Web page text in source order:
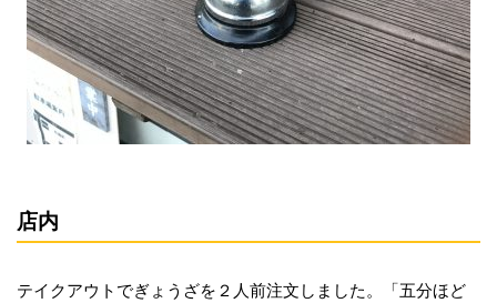
店内
テイクアウトでぎょうざを２人前注文しました。「五分ほど